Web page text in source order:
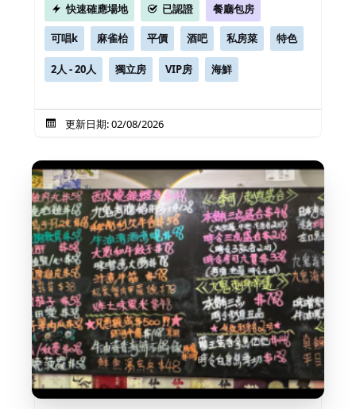
快速確應場地
已認證 餐廳包房
可唱k 麻雀枱 平價 酒吧 私房菜 特色
2人 - 20人 獨立房 VIP房 海鮮
更新日期: 02/08/2026